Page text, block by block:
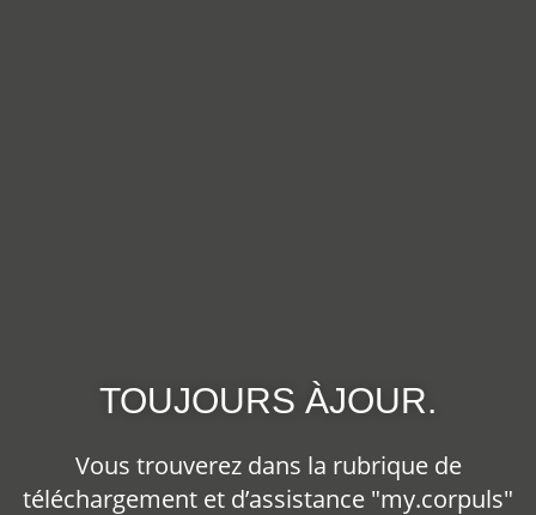
TOUJOURS ÀJOUR.
Vous trouverez dans la rubrique de
téléchargement et d’assistance "my.corpuls"